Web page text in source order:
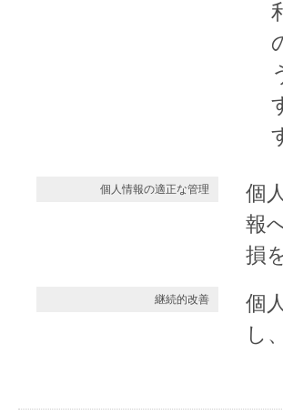
個人情報の適正な管理
個
報
損
継続的改善
個
し